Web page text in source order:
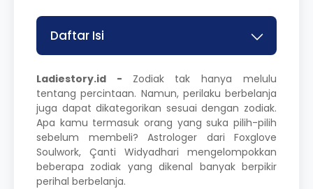
Daftar Isi
Ladiestory.id - Zodiak tak hanya melulu
tentang percintaan. Namun, perilaku berbelanja
juga dapat dikategorikan sesuai dengan zodiak.
Apa kamu termasuk orang yang suka pilih-pilih
sebelum membeli? Astrologer dari Foxglove
Soulwork, Çanti Widyadhari mengelompokkan
beberapa zodiak yang dikenal banyak berpikir
perihal berbelanja.